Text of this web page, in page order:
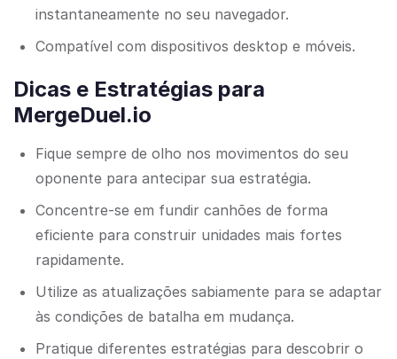
instantaneamente no seu navegador.
Compatível com dispositivos desktop e móveis.
Dicas e Estratégias para
MergeDuel.io
Fique sempre de olho nos movimentos do seu
oponente para antecipar sua estratégia.
Concentre-se em fundir canhões de forma
eficiente para construir unidades mais fortes
rapidamente.
Utilize as atualizações sabiamente para se adaptar
às condições de batalha em mudança.
Pratique diferentes estratégias para descobrir o